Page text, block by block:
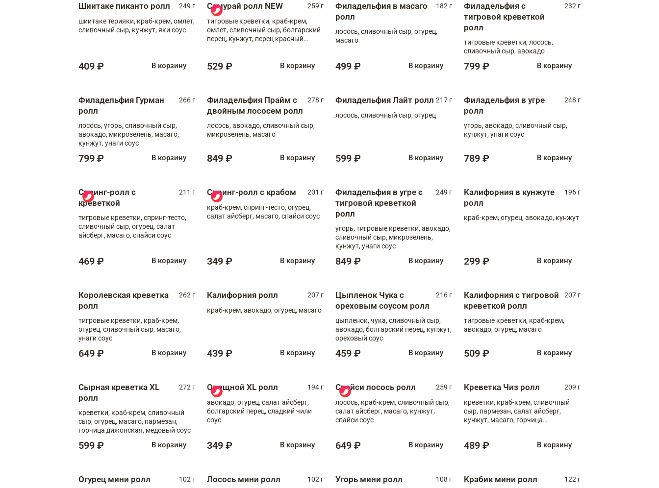
Шиитаке пиканто ролл
249 г
шиитаке терияки, краб-крем, омлет,
сливочный сыр, кунжут, яки соус
409 ₽ В корзину
Самурай ролл NEW
259 г
тигровые креветки, краб-крем,
омлет, сливочный сыр, болгарский
перец, кунжут, перец красный
529 ₽ В корзину
Филадельфия в масаго
ролл
182 г
лосось, сливочный сыр, огурец,
масаго
499 ₽ В корзину
Филадельфия с
тигровой креветкой
ролл
232 г
тигровые креветки, лосось,
сливочный сыр, авокадо
799 ₽ В корзину
Филадельфия Гурман
ролл
266 г
лосось, угорь, сливочный сыр,
авокадо, микрозелень, масаго,
кунжут, унаги соус
799 ₽ В корзину
Филадельфия Прайм с
двойным лососем ролл
278 г
лосось, авокадо, сливочный сыр,
микрозелень, масаго
849 ₽ В корзину
Филадельфия Лайт ролл 217 г
лосось, сливочный сыр, огурец
599 ₽ В корзину
Филадельфия в угре
ролл
248 г
угорь, авокадо, сливочный сыр,
кунжут, унаги соус
789 ₽ В корзину
Спринг-ролл с
креветкой
211 г
тигровые креветки, спринг-тесто,
сливочный сыр, огурец, салат
айсберг, масаго, спайси соус
469 ₽ В корзину
Спринг-ролл с крабом
201 г
краб-крем, спринг-тесто, огурец,
салат айсберг, масаго, спайси соус
349 ₽ В корзину
Филадельфия в угре с
тигровой креветкой
ролл
249 г
угорь, тигровые креветки, авокадо,
сливочный сыр, микрозелень,
кунжут, унаги соус
849 ₽ В корзину
Калифорния в кунжуте
ролл
196 г
краб-крем, огурец, авокадо, кунжут
299 ₽ В корзину
Королевская креветка
ролл
262 г
тигровые креветки, краб-крем,
огурец, сливочный сыр, масаго,
унаги соус
649 ₽ В корзину
Калифорния ролл
207 г
краб-крем, авокадо, огурец, масаго
439 ₽ В корзину
Цыпленок Чука с
ореховым соусом ролл
216 г
цыпленок, чука, сливочный сыр,
авокадо, болгарский перец, кунжут,
ореховый соус
459 ₽ В корзину
Калифорния с тигровой
креветкой ролл
207 г
тигровые креветки, краб-крем,
авокадо, огурец, масаго
509 ₽ В корзину
Сырная креветка XL
ролл
272 г
креветки, краб-крем, сливочный
сыр, огурец, масаго, пармезан,
горчица дижонская, медовый соус
599 ₽ В корзину
Овощной XL ролл
194 г
авокадо, огурец, салат айсберг,
болгарский перец, сладкий чили
соус
349 ₽ В корзину
Спайси лосось ролл
259 г
лосось, краб-крем, сливочный сыр,
салат айсберг, масаго, кунжут,
спайси соус
649 ₽ В корзину
Креветка Чиз ролл
209 г
креветки, краб-крем, сливочный
сыр, пармезан, салат айсберг,
кунжут, масаго, горчица
489 ₽ В корзину
Огурец мини ролл 102 г Лосось мини ролл 102 г Угорь мини ролл 108 г Крабик мини ролл 122 г